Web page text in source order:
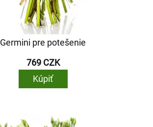
Germini pre potešenie
769 CZK
Kúpiť